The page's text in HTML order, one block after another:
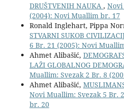
DRUŠTVENIH NAUKA , Novi
(2004): Novi Muallim br. 17
Ronald Inglehart, Pippa
STVARNI SUKOB
6 Br. 21 (2005): Novi
Ahmet Alibašić,
LAŽI GLOBALNOG
Muallim: Svezak 2 Br. 8
Ahmet Alibašić,
Novi Muallim: Svezak 5 Br.
br. 20